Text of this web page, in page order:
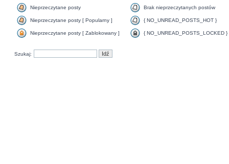
Nieprzeczytane posty Brak nieprzeczytanych postów
Nieprzeczytane posty [ Popularny ] { NO_UNREAD_POSTS_HOT }
Nieprzeczytane posty [ Zablokowany ] { NO_UNREAD_POSTS_LOCKED }
Szukaj: